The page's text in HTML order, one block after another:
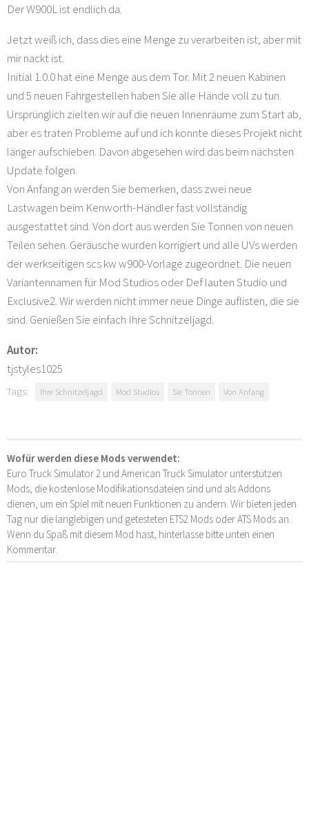
Der W900L ist endlich da.
Jetzt weiß ich, dass dies eine Menge zu verarbeiten ist, aber mit
mir nackt ist.
Initial 1.0.0 hat eine Menge aus dem Tor. Mit 2 neuen Kabinen
und 5 neuen Fahrgestellen haben Sie alle Hände voll zu tun.
Ursprünglich zielten wir auf die neuen Innenräume zum Start ab,
aber es traten Probleme auf und ich konnte dieses Projekt nicht
länger aufschieben. Davon abgesehen wird das beim nächsten
Update folgen.
Von Anfang an werden Sie bemerken, dass zwei neue
Lastwagen beim Kenworth-Händler fast vollständig
ausgestattet sind. Von dort aus werden Sie Tonnen von neuen
Teilen sehen. Geräusche wurden korrigiert und alle UVs werden
der werkseitigen scs kw w900-Vorlage zugeordnet. Die neuen
Variantennamen für Mod Studios oder Def lauten Studio und
Exclusive2. Wir werden nicht immer neue Dinge auflisten, die sie
sind. Genießen Sie einfach Ihre Schnitzeljagd.
Autor:
tjstyles1025
Tags: Ihre Schnitzeljagd Mod Studios Sie Tonnen Von Anfang
Wofür werden diese Mods verwendet:
Euro Truck Simulator 2 und American Truck Simulator unterstützen
Mods, die kostenlose Modifikationsdateien sind und als Addons
dienen, um ein Spiel mit neuen Funktionen zu ändern. Wir bieten jeden
Tag nur die langlebigen und getesteten ETS2 Mods oder ATS Mods an.
Wenn du Spaß mit diesem Mod hast, hinterlasse bitte unten einen
Kommentar.